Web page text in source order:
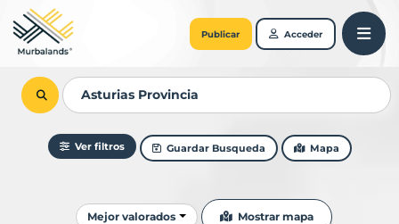
Publicar Acceder
Ver filtros Guardar Busqueda Mapa
Ordenar resultados
Mejor valorados Mostrar mapa